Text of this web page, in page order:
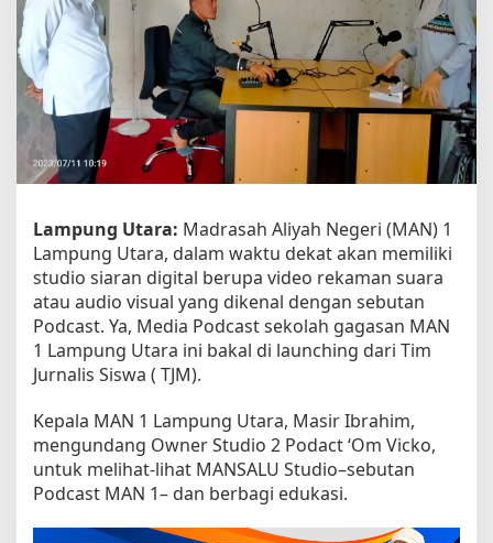
k
a
n
e
d
i
a
o
d
s
t
Lampung Utara: Madrasah Aliyah Negeri (MAN) 1
Lampung Utara, dalam waktu dekat akan memiliki
studio siaran digital berupa video rekaman suara
atau audio visual yang dikenal dengan sebutan
Podcast. Ya, Media Podcast sekolah gagasan MAN
1 Lampung Utara ini bakal di launching dari Tim
Jurnalis Siswa ( TJM).
Kepala MAN 1 Lampung Utara, Masir Ibrahim,
mengundang Owner Studio 2 Podact ‘Om Vicko,
untuk melihat-lihat MANSALU Studio–sebutan
Podcast MAN 1– dan berbagi edukasi.